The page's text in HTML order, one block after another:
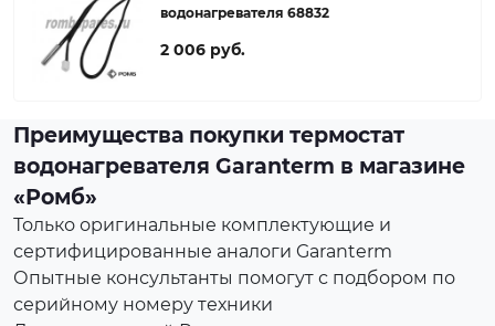
водонагревателя 68832
2 006 руб.
Преимущества покупки термостат
водонагревателя Garanterm в магазине
«Ромб»
Только оригинальные комплектующие и
сертифицированные аналоги Garanterm
Опытные консультанты помогут с подбором по
серийному номеру техники